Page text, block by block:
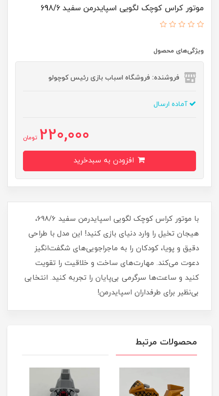
موتور کراس کوچک لگویی اسپایدرمن سفید 698/6
ویژگی‌های محصول
فروشنده: فروشگاه اسباب بازی رئیس کوچولو
آماده ارسال
220,000 تومان
با موتور کراس کوچک لگویی اسپایدرمن سفید 698/6،
هیجان تخیل را وارد دنیای بازی کنید! این مدل با طراحی
دقیق و پویا، کودکان را به ماجراجویی‌های شگفت‌انگیز
دعوت می‌کند. مهارت‌های ساخت و خلاقیت را تقویت
کنید و ساعت‌ها سرگرمی بی‌پایان را تجربه کنید. انتخابی
بی‌نظیر برای طرفداران اسپایدرمن!
محصولات مرتبط